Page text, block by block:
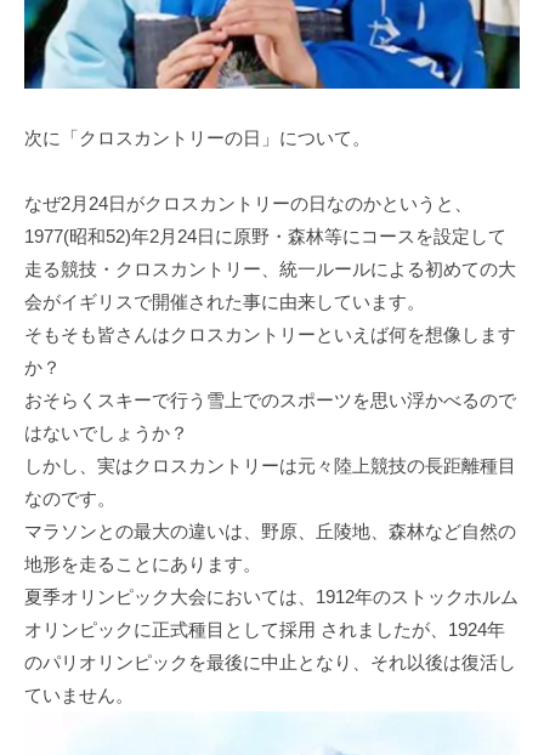
次に「クロスカントリーの日」について。
なぜ2月24日がクロスカントリーの日なのかというと、
1977(昭和52)年2月24日に原野・森林等にコースを設定して
走る競技・クロスカントリー、統一ルールによる初めての大
会がイギリスで開催された事に由来しています。
そもそも皆さんはクロスカントリーといえば何を想像します
か？
おそらくスキーで行う雪上でのスポーツを思い浮かべるので
はないでしょうか？
しかし、実はクロスカントリーは元々陸上競技の長距離種目
なのです。
マラソンとの最大の違いは、野原、丘陵地、森林など自然の
地形を走ることにあります。
夏季オリンピック大会においては、1912年のストックホルム
オリンピックに正式種目として採用 されましたが、1924年
のパリオリンピックを最後に中止となり、それ以後は復活し
ていません。